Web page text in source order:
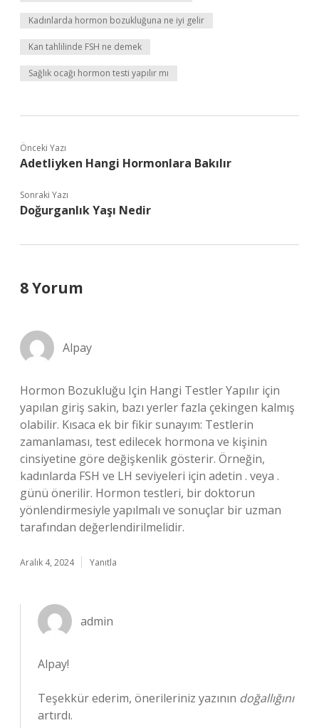
Kadınlarda hormon bozukluğuna ne iyi gelir
Kan tahlilinde FSH ne demek
Sağlık ocağı hormon testi yapılır mı
Önceki Yazı
Adetliyken Hangi Hormonlara Bakılır
Sonraki Yazı
Doğurganlık Yaşı Nedir
8 Yorum
Alpay
Hormon Bozukluğu Için Hangi Testler Yapılır için
yapılan giriş sakin, bazı yerler fazla çekingen kalmış
olabilir. Kısaca ek bir fikir sunayım: Testlerin
zamanlaması, test edilecek hormona ve kişinin
cinsiyetine göre değişkenlik gösterir. Örneğin,
kadınlarda FSH ve LH seviyeleri için adetin . veya .
günü önerilir. Hormon testleri, bir doktorun
yönlendirmesiyle yapılmalı ve sonuçlar bir uzman
tarafından değerlendirilmelidir.
Aralık 4, 2024 Yanıtla
admin
Alpay!
Teşekkür ederim, önerileriniz yazının doğallığını
artırdı.